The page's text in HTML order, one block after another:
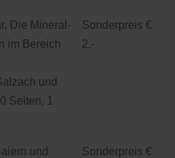
Die Mineral-
im Bereich
und
Seiten, 1
Sonderpreis €
2,-
und
Sonderpreis €